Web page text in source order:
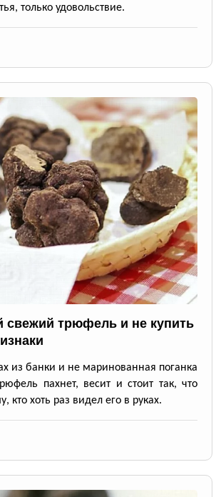
только удовольствие.
свежий трюфель и не купить
из банки и не маринованная поганка
пахнет, весит и стоит так, что
хоть раз видел его в руках.